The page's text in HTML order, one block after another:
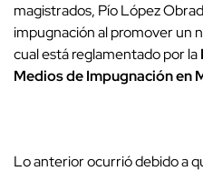
magistrados, Pío López
impugnación al promover un
cual está reglamentado por la
Medios de Impugnación en
Lo anterior ocurrió debido a